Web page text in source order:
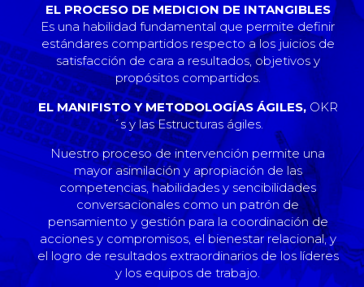
EL PROCESO DE MEDICION DE INTANGIBLES
Es una habilidad fundamental que permite definir
estándares compartidos respecto a los juicios de
satisfacción de cara a resultados, objetivos y
propósitos compartidos.
EL MANIFISTO Y METODOLOGÍAS ÁGILES, OKR
´s y las Estructuras ágiles.
Nuestro proceso de intervención permite una
mayor asimilación y apropiación de las
competencias, habilidades y sencibilidades
conversacionales como un patrón de
pensamiento y gestión para la coordinación de
acciones y compromisos, el bienestar relacional, y
el logro de resultados extraordinarios de los líderes
y los equipos de trabajo.